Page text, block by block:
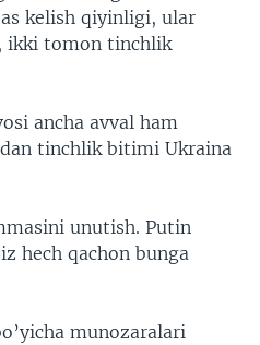
kelish qiyinligi, ular
ikki tomon tinchlik
ancha avval ham
tinchlik bitimi Ukraina
unutish. Putin
hech qachon bunga
munozaralari